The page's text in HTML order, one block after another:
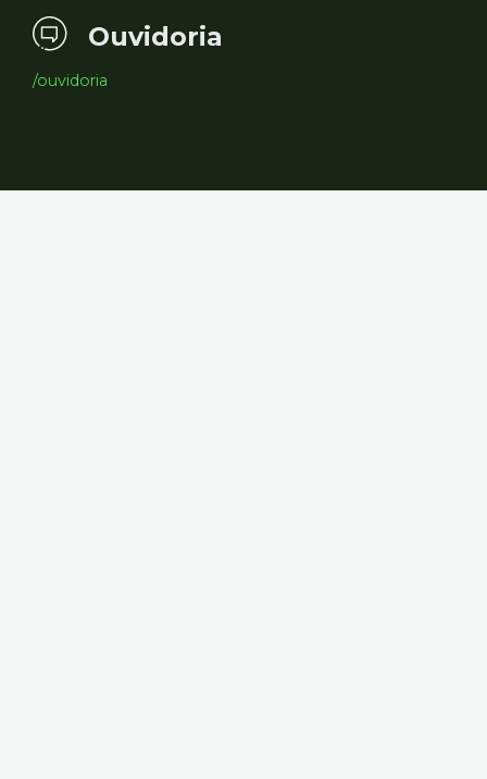
Ouvidoria
/ouvidoria